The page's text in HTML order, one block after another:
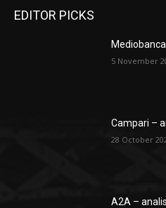
EDITOR PICKS
Mediobanca
5 November
Campari –
28 October
A2A –